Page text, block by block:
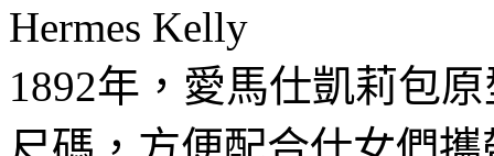
Hermes Kelly
1892年，愛馬仕凱莉包